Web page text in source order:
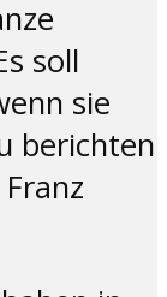
soll
sie
berichten